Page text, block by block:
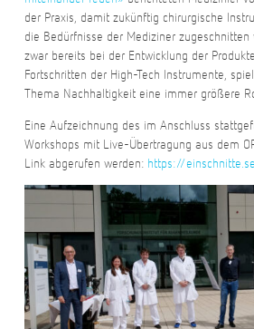
der Praxis, damit zukünftig chirurgische
die Bedürfnisse der Mediziner
zwar bereits bei der Entwicklung der
Fortschritten der High-Tech Instrumente,
Thema Nachhaltigkeit eine immer größere
Eine Aufzeichnung des im Anschluss
Workshops mit Live-Übertragung aus dem
Link abgerufen werden: https://